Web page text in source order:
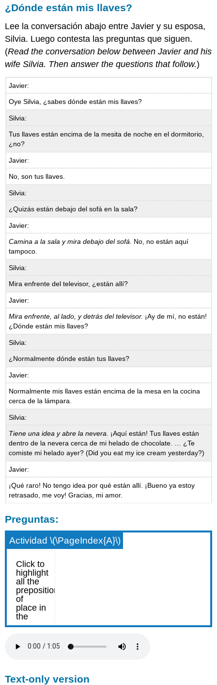
¿Dónde están mis llaves?
Lee la conversación abajo entre Javier y su esposa,
Silvia. Luego contesta las preguntas que siguen.
(Read the conversation below between Javier and his
wife Silvia. Then answer the questions that follow.)
Javier:
Oye Silvia, ¿sabes dónde están mis llaves?
Silvia:
Tus llaves están encima de la mesita de noche en el dormitorio,
¿no?
Javier:
No, son tus llaves.
Silvia:
¿Quizás están debajo del sofá en la sala?
Javier:
Camina a la sala y mira debajo del sofá.
No, no están aquí
tampoco.
Silvia:
Mira enfrente del televisor, ¿están allí?
Javier:
Mira enfrente, al lado, y detrás del televisor. ¡Ay de mí, no están!
¿Dónde están mis llaves?
Silvia:
¿Normalmente dónde están tus llaves?
Javier:
Normalmente mis llaves están encima de la mesa en la cocina
cerca de la lámpara.
Silvia:
Tiene una idea y abre la nevera.
¡Aquí están! Tus llaves están
dentro de la nevera cerca de mi helado de chocolate. … ¿Te
comiste mi helado ayer? (Did you eat my ice cream yesterday?)
Javier:
¡Qué raro! No tengo idea por qué están allí. ¡Bueno ya estoy
retrasado, me voy! Gracias, mi amor.
Preguntas:
Actividad \(\PageIndex{A}\)
Text-only version